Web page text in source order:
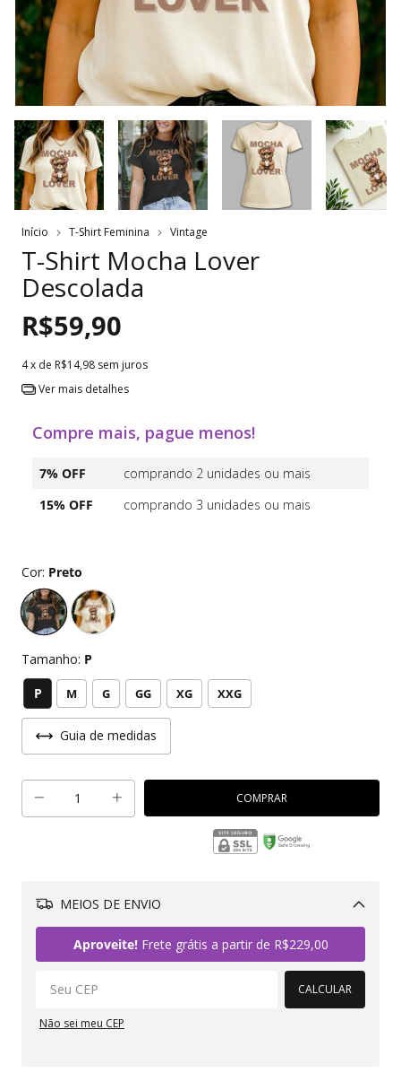
Início T-Shirt Feminina Vintage
T-Shirt Mocha Lover
Descolada
R$59,90
4x de R$14,98 sem juros
Ver mais detalhes
Compre mais, pague menos!
7% OFF
comprando 2 unidades ou mais
15% OFF
comprando 3 unidades ou mais
Cor: Preto
Tamanho: P
P M G GG XG XXG
Guia de medidas
MEIOS DE ENVIO
Aproveite!Frete grátis a partir de R$229,00
CALCULAR
Não sei meu CEP